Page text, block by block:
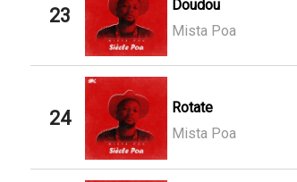
23
Doudou
Mista Poa
24
Rotate
Mista Poa